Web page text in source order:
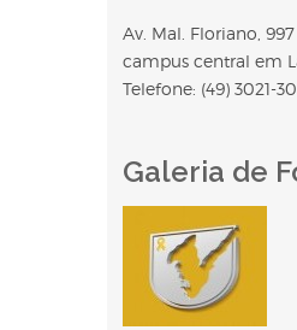
Av. Mal. Floriano,
campus central em
Telefone: (49) 3021-
Galeria de